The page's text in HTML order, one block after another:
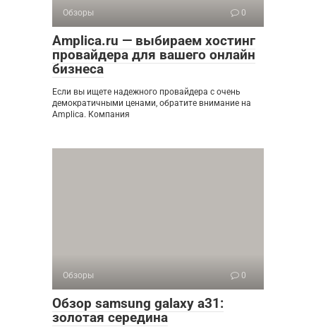
Обзоры 0
Amplica.ru — выбираем хостинг
провайдера для вашего онлайн
бизнеса
Если вы ищете надежного провайдера с очень
демократичными ценами, обратите внимание на
Amplica. Компания
Обзоры 0
Обзор samsung galaxy a31:
золотая середина